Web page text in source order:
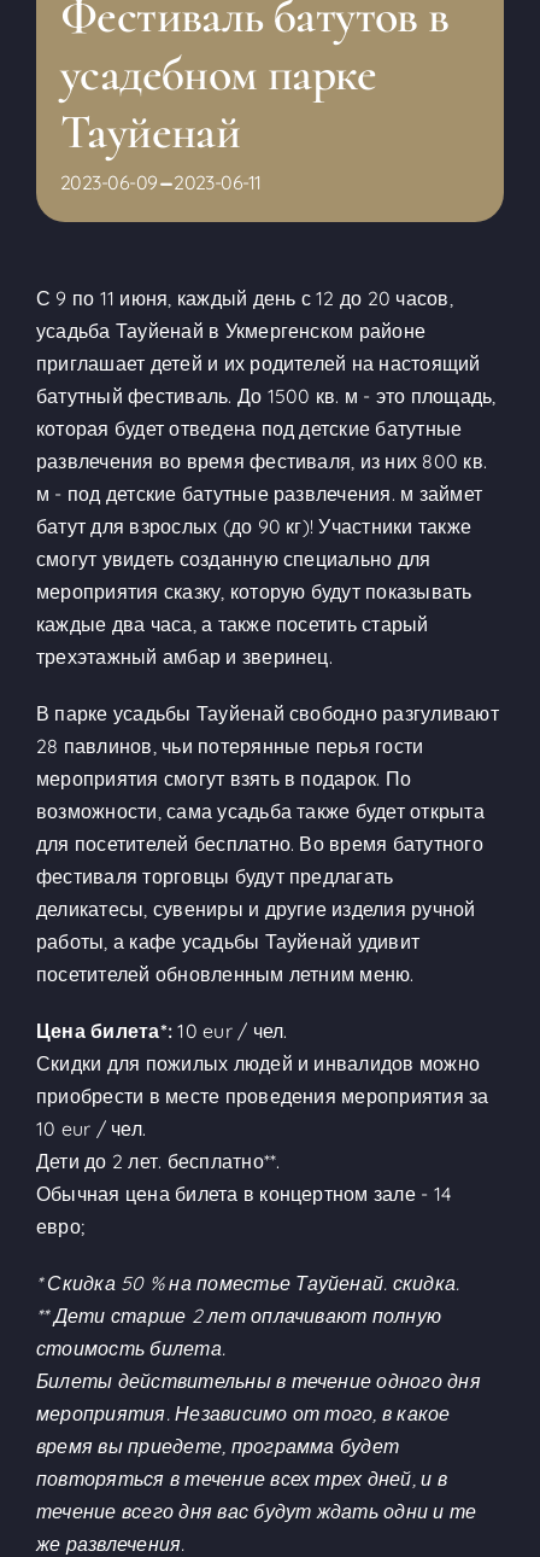
Фестиваль батутов в
усадебном парке
Тауйенай
2023-06-09-2023-06-11
С 9 по 11 июня, каждый день с 12 до 20 часов,
усадьба Тауйенай в Укмергенском районе
приглашает детей и их родителей на настоящий
батутный фестиваль. До 1500 кв. м - это площадь,
которая будет отведена под детские батутные
развлечения во время фестиваля, из них 800 кв.
м - под детские батутные развлечения. м займет
батут для взрослых (до 90 кг)! Участники также
смогут увидеть созданную специально для
мероприятия сказку, которую будут показывать
каждые два часа, а также посетить старый
трехэтажный амбар и зверинец.
В парке усадьбы Тауйенай свободно разгуливают
28 павлинов, чьи потерянные перья гости
мероприятия смогут взять в подарок. По
возможности, сама усадьба также будет открыта
для посетителей бесплатно. Во время батутного
фестиваля торговцы будут предлагать
деликатесы, сувениры и другие изделия ручной
работы, а кафе усадьбы Тауйенай удивит
посетителей обновленным летним меню.
Цена билета*: 10 eur / чел.
Скидки для пожилых людей и инвалидов можно
приобрести в месте проведения мероприятия за
10 eur / чел.
Дети до 2 лет. бесплатно**.
Обычная цена билета в концертном зале - 14
евро;
* Скидка 50 % на поместье Тауйенай. скидка.
** Дети старше 2 лет оплачивают полную
стоимость билета.
Билеты действительны в течение одного дня
мероприятия. Независимо от того, в какое
время вы приедете, программа будет
повторяться в течение всех трех дней, и в
течение всего дня вас будут ждать одни и те
же развлечения.